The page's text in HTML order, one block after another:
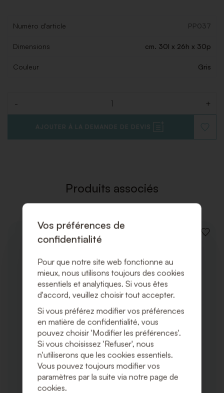
Numéro d'article PP037
Dimensions cm. 30l x 26h x 30p
Couleur Gris
- +
AJOUTER À LA DEMANDE DE DEVIS
À
Produits associés
Vos préférences de
confidentialité
Pour que notre site web fonctionne au
mieux, nous utilisons toujours des cookies
essentiels et analytiques. Si vous êtes
d'accord, veuillez choisir tout accepter.
Si vous préférez modifier vos préférences
en matière de confidentialité, vous
pouvez choisir 'Modifier les préférences'.
Si vous choisissez 'Refuser', nous
n'utiliserons que les cookies essentiels.
Vous pouvez toujours modifier vos
paramètres par la suite via notre page de
cookies.